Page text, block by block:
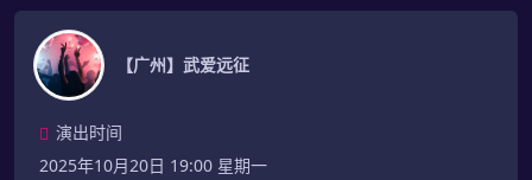
【广州】武爱远征
演出时间
2025年10月20日 19:00 星期一